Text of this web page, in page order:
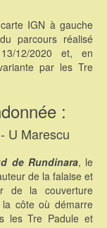
IGN à gauche
parcours réalisé
12/2020 et, en
par les Tre
:
U Marescu
de Rundinara, le
de la falaise et
de la couverture
côte où démarre
les Tre Padule et